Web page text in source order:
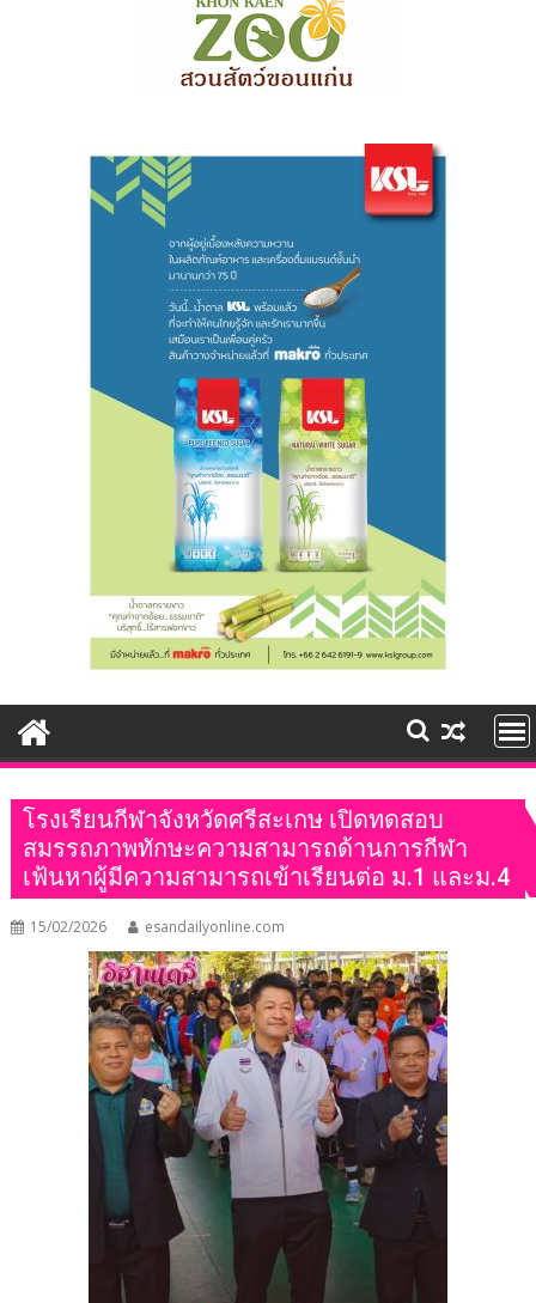
โรงเรียนกีฬาจังหวัดศรีสะเกษ เปิดทดสอบ
สมรรถภาพทักษะความสามารถด้านการกีฬา
เฟ้นหาผู้มีความสามารถเข้าเรียนต่อ ม.1 และม.4
15/02/2026 esandailyonline.com